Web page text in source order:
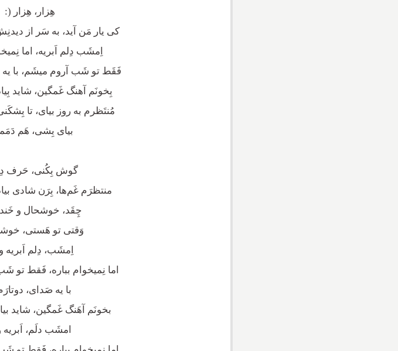
هِزار، هِزار (:
کی یار مَن آید، به سَر از
اِمشَب دِلم اَبریه، اما
فَقَط تو شَب آروم میشَم، با یه
بِخونَم آهنگ غَمگین، شاید
مُنتَظرم به روز بیای، تا
بیای بِشی، هَم
گوش بِکُنی، حَرف
منتظرَم غَم‌ها، بِرَن شادی
چِقَد، خوشحال و
وَقتی تو هَستی،
اِمشَب، دِلم اَبریه
اما نِمیخوام بباره، فَقط تو
با یه صَدای،
بخونَم آهَنگ غَمگین، شاید
امشَب دلَم، اَبریه